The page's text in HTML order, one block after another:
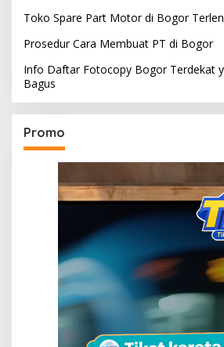
Toko Spare Part Motor di Bogor
Prosedur Cara Membuat PT di Bogor
Info Daftar Fotocopy Bogor Terdekat
Bagus
Promo